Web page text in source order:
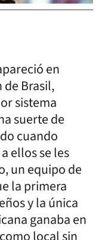
en
Brasil,
sistema
suerte de
cuando
ellos se les
un equipo de
la primera
y la única
ganaba en